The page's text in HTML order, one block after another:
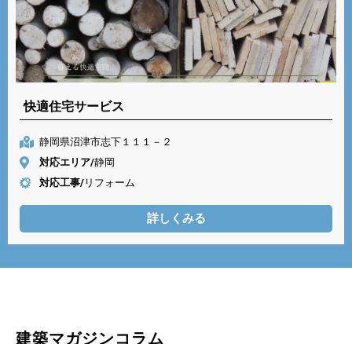
快適住宅サービス
静岡県沼津市志下１１１－２
対応エリア/静岡
対応工事/ リフォーム
詳しくみる
建築マガジンコラム